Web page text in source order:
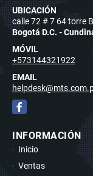
UBICACIÓN
calle 72 # 7 64 torre
Bogotá D.C. -
MÓVIL
+573144321922
EMAIL
Facebook
INFORMACIÓN
Inicio
Ventas